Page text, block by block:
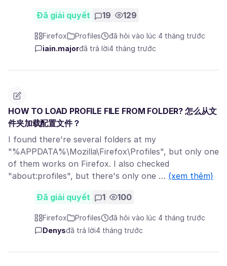
Đã giải quyết 19 129
Firefox Profiles
đã hỏi vào lúc 4 tháng trước
iain.majorđã trả lời4 tháng trước
HOW TO LOAD PROFILE FILE FROM FOLDER? 怎么从文
件夹加载配置文件？
I found there're several folders at my
"%APPDATA%\Mozilla\Firefox\Profiles", but only one
of them works on Firefox. I also checked
"about:profiles", but there's only one … (xem thêm)
Đã giải quyết 1 100
Firefox Profiles
đã hỏi vào lúc 4 tháng trước
Denysđã trả lời4 tháng trước